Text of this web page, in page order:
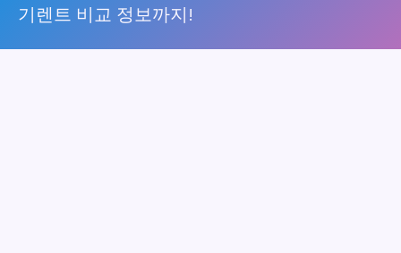
너
기렌트 비교 정보까지!